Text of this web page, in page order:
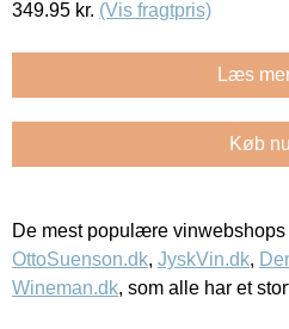
349.95 kr. (Vis fragtpris)
Læs
Køb
De mest populære
OttoSuenson.dk, JyskVin.dk,
Wineman.dk, som alle har et